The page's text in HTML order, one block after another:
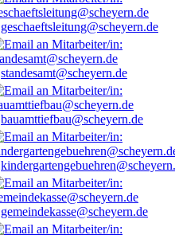
geschaeftsleitung@scheyern.de
standesamt@scheyern.de
bauamttiefbau@scheyern.de
gemeindekasse@scheyern.de